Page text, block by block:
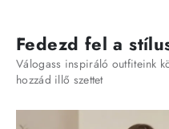
Fedezd fel a
Válogass inspiráló outfiteink
hozzád illő szettet